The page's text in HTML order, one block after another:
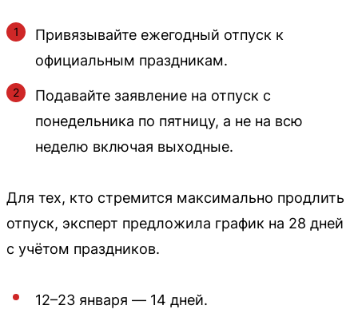
Привязывайте ежегодный отпуск к
официальным праздникам.
Подавайте заявление на отпуск с
понедельника по пятницу, а не на всю
неделю включая выходные.
Для тех, кто стремится максимально продлить
отпуск, эксперт предложила график на 28 дней
с учётом праздников.
12–23 января — 14 дней.